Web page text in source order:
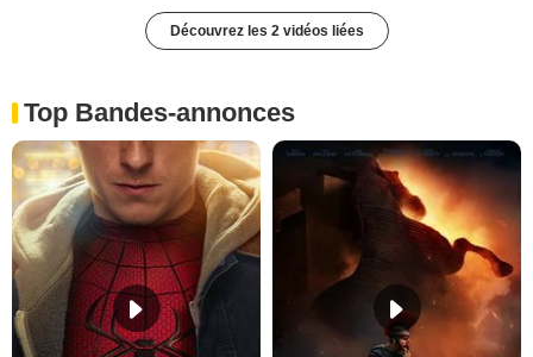
Découvrez les 2 vidéos liées
Top Bandes-annonces